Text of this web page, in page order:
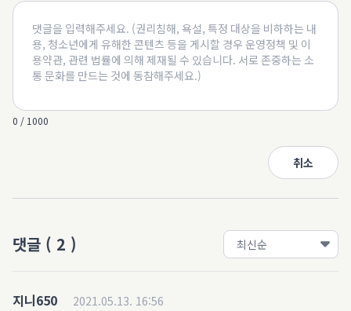
0 / 1000
취소
댓글 ( 2 )
지니650
2021.05.13. 16:56